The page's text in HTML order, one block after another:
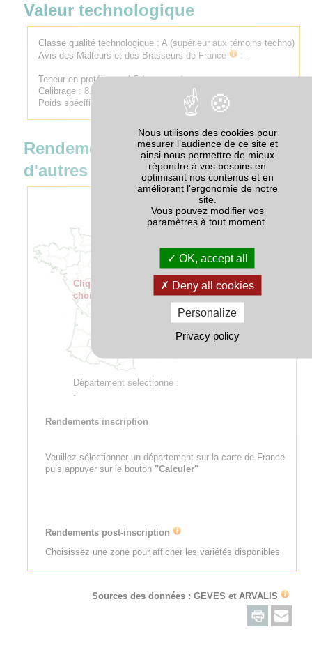
Valeur technologique
Classe qualité technologique : A (supérieur aux témoins techno)
Avis des Malteurs et des Brasseurs de France
: -
Teneur en protéines : 4.5 (moyenne)
Calibrage : 8.5
Poids spécifique : 6 (Assez élevé)
Rendement par rapport à
d'autres variétés
Cliquer sur la carte pour
choisir un département
Département selectionné :
-
Rendements inscription
Veuillez sélectionner un département sur la carte de France
puis appuyer sur le bouton "Calculer"
Rendements post-inscription
Choisissez une zone pour afficher les variétés disponibles
Sources des données : GEVES etARVALIS
Nous utilisons des cookies pour
mesurer l’audience de ce site et
ainsi nous permettre de mieux
répondre à vos besoins en
optimisant nos contenus et en
améliorant l’ergonomie de notre
site.
Vous pouvez modifier vos
paramètres à tout moment.
OK, accept all
Deny all cookies
Personalize
Privacy policy